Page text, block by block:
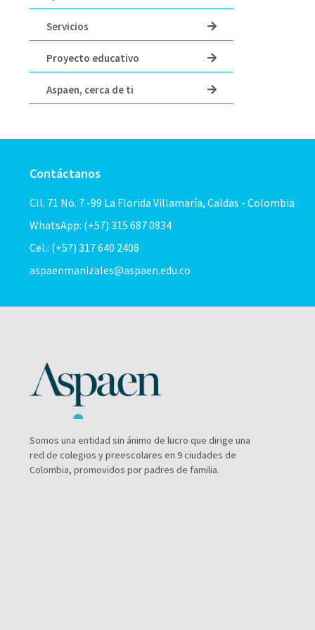
Servicios
Proyecto educativo
Aspaen, cerca de ti
Contáctanos
Cll. 71 No. 7 -99 La Florida Villamaría, Caldas - Colombia
WhatsApp: (+57) 315 687 0834
Cel.: (+57) 317 640 2408
aspaenmanizales@aspaen.edu.co
Somos una entidad sin ánimo de lucro que dirige una
red de colegios y preescolares en 9 ciudades de
Colombia, promovidos por padres de familia.